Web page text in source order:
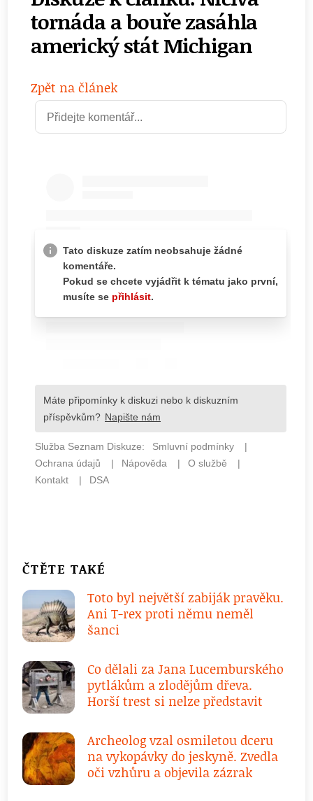
tornáda a bouře zasáhla
americký stát Michigan
Zpět na článek
ČTĚTE TAKÉ
Toto byl největší zabiják pravěku.
Ani T-rex proti němu neměl
šanci
Co dělali za Jana Lucemburského
pytlákům a zlodějům dřeva.
Horší trest si nelze představit
Archeolog vzal osmiletou dceru
na vykopávky do jeskyně. Zvedla
oči vzhůru a objevila zázrak